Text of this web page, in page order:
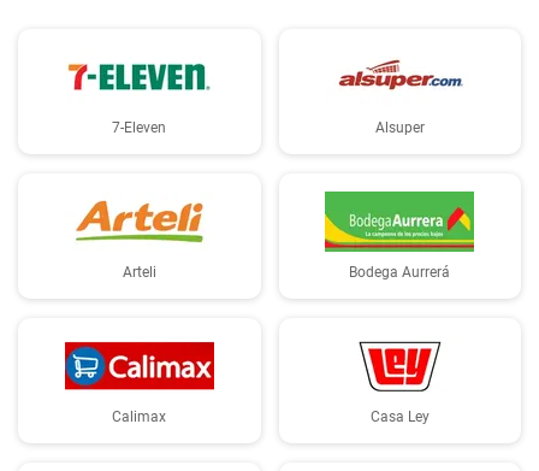
7-Eleven Alsuper
Arteli Bodega Aurrerá
Calimax Casa Ley